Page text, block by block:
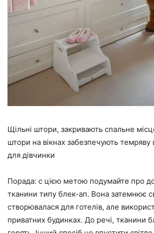
Щільні штори, закривають спальне
штори на вікнах забезпечують темряву
для дівчинки
Порада: c цією метою подумайте про
тканини типу блек-ап. Вона затемнює
створювалася для готелів, але
приватних будинках. До речі, тканини